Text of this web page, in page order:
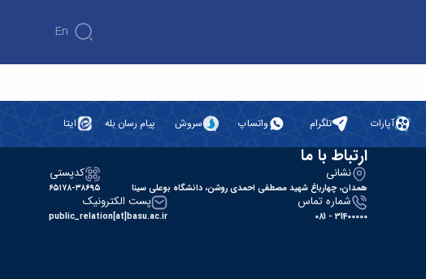
En
آپارات تلگرام واتساپ سروش پیام رسان بله ایتا
ارتباط با ما
نشانی
همدان، چهارباغ شهید مصطفی احمدی روشن، دانشگاه بوعلی سینا
کدپستی
۶۵۱۷۸-۳۸۶۹۵
شماره تماس
31400000 - 081
پست الکترونیک
public_relation[at]basu.ac.ir